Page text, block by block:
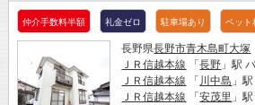
仲介手数料半額 礼金ゼロ 駐車場あり ペット
長野県長野市青木島町大塚
ＪＲ信越本線 「長野 」駅
ＪＲ信越本線 「 川中島 」
ＪＲ信越本線 「安茂里 」